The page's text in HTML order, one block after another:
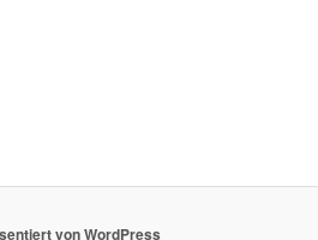
von WordPress